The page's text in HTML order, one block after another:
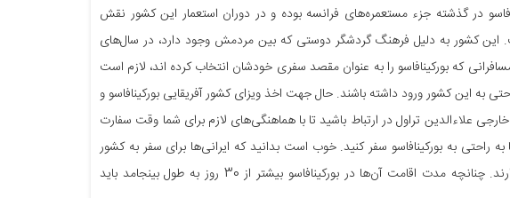
در گذشته جزء مستعمره‌های فرانسه بوده و در دوران استعمار این کشور نقش
این کشور به دلیل فرهنگ گردشگر دوستی که بین مردمش وجود دارد، در سال‌های
که بورکینافاسو را به عنوان مقصد سفری خودشان انتخاب کرده اند، لازم است
به این کشور ورود داشته باشند. حال جهت اخذ ویزای کشور آفریقایی بورکینافاسو و
علاءالدین تراول در ارتباط باشید تا با هماهنگی‌های لازم برای شما وقت سفارت
در آدرس بزرگ راه آفریقا تابان غربی پلاک ۲۵ بگیرند تا به راحتی به بورکینافاسو سفر کنید. خوب است بدانید که ایرانی‌ها برای سفر به کشور
بورکینافاسو و اقامت تا 30 روز در این کشور نیاز به دریافت ویزا ندارند. چنانچه مدت اقامت آن‌ها در بورکینافاسو بیشتر از 30 روز به طول بینجامد باید